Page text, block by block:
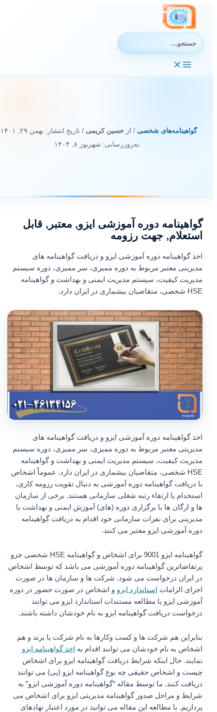
جستجوی:
گواهینامه‌های شخصی/ از حسین کریمی / تاریخ انتشار: بهمن ۲۹, ۱۴۰۱
/
به‌روزرسانی: شهریور ۸, ۱۴۰۴
گواهینامه دوره آموزشی ایزو, معتبر, قابل
استعلام, جهت رزومه
اخذ گواهینامه دوره آموزشی ایزو و دریافت گواهینامه های
مدیریتی معتبر مربوط به دوره ممیزی، سر ممیزی، دوره سیستم
مدیریت کیفیت، سیستم مدیریت ایمنی و بهداشت و گواهینامه
HSE شخصی، متقاضیان بیشماری در ایران دارد.
اخذ گواهینامه دوره آموزشی ایزو و دریافت گواهینامه های
مدیریتی معتبر مربوط به دوره ممیزی، سر ممیزی، دوره سیستم
مدیریت کیفیت، سیستم مدیریت ایمنی و بهداشت و گواهینامه
HSE شخصی، متقاضیان بیشماری در ایران دارد. عموماً اشخاص
با دریافت گواهینامه دوره آموزشی به دنبال تقویت رزومه کاری،
استخدام یا ارتقاء رتبه شغلی سازمانی هستند. برخی از سازمان
ها و ارگان ها با برگزاری دوره (های) آموزش ایمنی و بهداشت یا
مدیریتی برای نفرات سازمانی خود اقدام به دریافت گواهینامه
دوره آموزشی ایزو معتبر می کنند.
گواهینامه ایزو 9001 برای اشخاص و گواهینامه HSE شخصی جزو
پرتقاضاترین گواهینامه دوره آموزشی می باشد که توسط اشخاص
در ایران درخواست می شود. شرکت ها و سازمان ها در صورت
اجرای الزاماتاستاندارد ایزو و اشخاص در صورت حضور در دوره
آموزشی ایزو یا مطالعه مستندات استاندارد ایزو می توانند
درخواست دریافت گواهینامه ایزو به نام خودشان داشته باشند.
بنابراین هم شرکت ها و کسب وکارها به نام شرکت یا برند و هم
اشخاص به نام خودشان می توانند اقدام بهاخذ گواهینامه ایزو
نمایند. حال اینکه شرایط دریافت گواهینامه ایزو برای اشخاص
چیست و اشخاص حقیقی چه نوع گواهینامه ایزو (یی) می توانند
دریافت کنند. ما توسط مقاله “گواهینامه دوره آموزشی ایزو” به
شرایط و مراحل صدور گواهینامه مدیریتی ایزو برای اشخاص می
پردازیم. با مطالعه این مقاله می توانید در مورد اعتبار نهادهای